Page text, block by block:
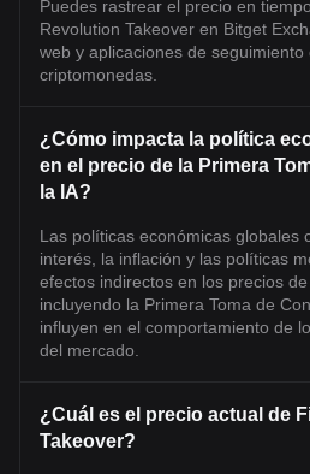
Puedes rastrear el precio en
Revolution Takeover en Bitget
web y aplicaciones de seguimiento
criptomonedas.
¿Cómo impacta la política
en el precio de la Primera
la IA?
Las políticas económicas globales
interés, la inflación y las políticas
efectos indirectos en los precios
incluyendo la Primera Toma de
influyen en el comportamiento de
del mercado.
¿Cuál es el precio actual de
Takeover?